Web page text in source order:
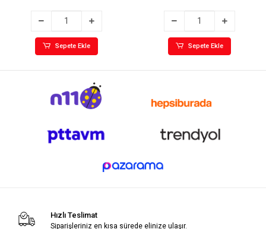
Sepete Ekle Sepete Ekle
Hızlı Teslimat
Siparişleriniz en kısa sürede elinize ulaşır.